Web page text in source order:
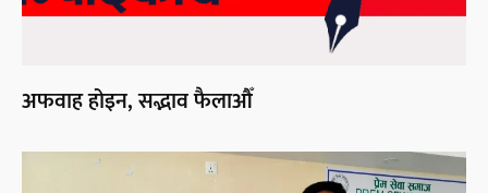
अफवाह होइन, सद्भाव फैलाऔँ